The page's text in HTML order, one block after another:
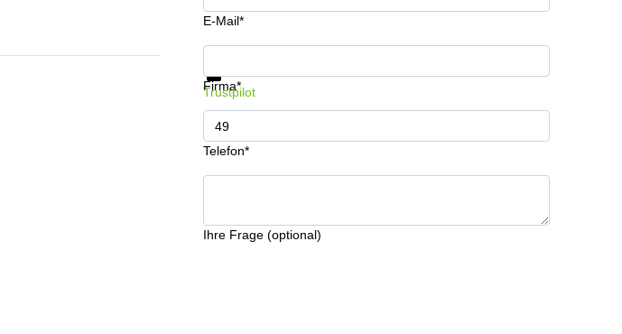
E-Mail*
Firma*
Telefon*
Ihre Frage (optional)
Infos & Preise jetzt erhalten
Trustpilot